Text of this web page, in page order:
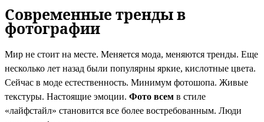
Современные тренды в
фотографии
Мир не стоит на месте. Меняется мода, меняются тренды. Еще
несколько лет назад были популярны яркие, кислотные цвета.
Сейчас в моде естественность. Минимум фотошопа. Живые
текстуры. Настоящие эмоции. Фото всем в стиле
«лайфстайл» становится все более востребованным. Люди